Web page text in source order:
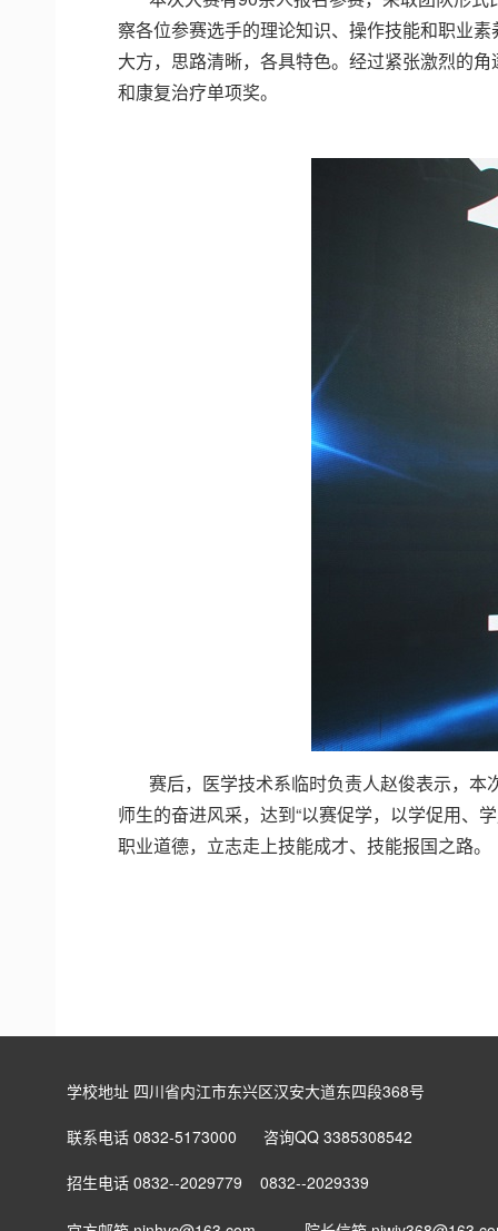
察各位参赛选手的理论知识、操作技能和职业
大方，思路清晰，各具特色。经过紧张激烈的
和康复治疗单项奖。
赛后，医学技术系临时负责人赵俊表示，
师生的奋进风采，达到“以赛促学，以学促用、
职业道德，立志走上技能成才、技能报国之路。
学校地址 四川省内江市东兴区汉安大道东四段368号
联系电话 0832-5173000 咨询QQ 3385308542
招生电话 0832--2029779 0832--2029339